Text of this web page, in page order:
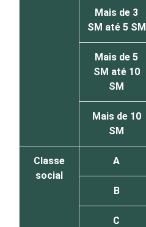
Mais de 3
SM até 5 SM
Mais de 5
SM até 10
SM
Mais de 10
SM
Classe
social
A
B
C